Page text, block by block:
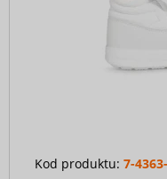
Kod produktu: 7-